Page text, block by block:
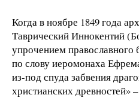
Когда в ноябре 1849 года
Таврический Иннокентий
упрочением
по слову иеромонаха
из-под спуда забвения
христианских древностей»